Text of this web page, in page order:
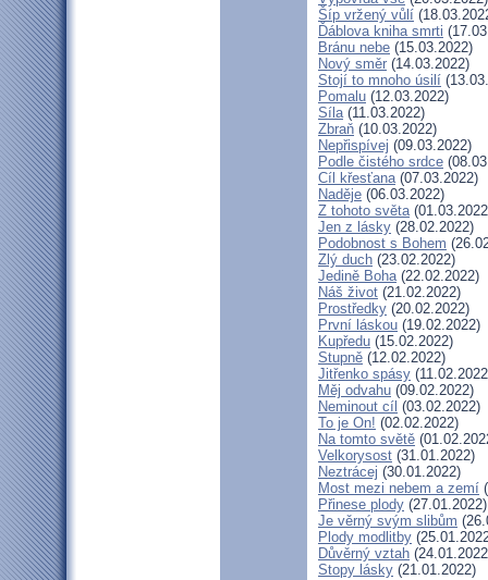
Šíp vržený vůlí
Ďáblova kniha smrti
Bránu nebe (15.03.2022)
Nový směr (14.03.2022)
Stojí to mnoho úsilí
Pomalu (12.03.2022)
Síla(11.03.2022)
Zbraň (10.03.2022)
Nepřispívej (09.03.2022)
Podle čistého srdce
Cíl křesťana(07.03.2022)
Naděje (06.03.2022)
Z tohoto světa
Jen z lásky (28.02.2022)
Podobnost s Bohem
Zlý duch (23.02.2022)
Jedině Boha(22.02.2022)
Náš život (21.02.2022)
Prostředky (20.02.2022)
První láskou (19.02.2022)
Kupředu (15.02.2022)
Stupně (12.02.2022)
Jitřenko spásy
Měj odvahu (09.02.2022)
Neminout cíl (03.02.2022)
To je On! (02.02.2022)
Na tomto světě
Velkorysost (31.01.2022)
Neztrácej (30.01.2022)
Most mezi nebem a zemí
Přinese plody (27.01.2022)
Je věrný svým slibům
Plody modlitby
Důvěrný vztah
Stopy lásky (21.01.2022)